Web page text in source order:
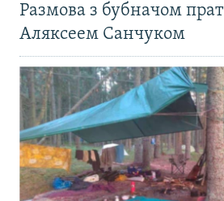
Размова з бубначом
Аляксеем Санчуком